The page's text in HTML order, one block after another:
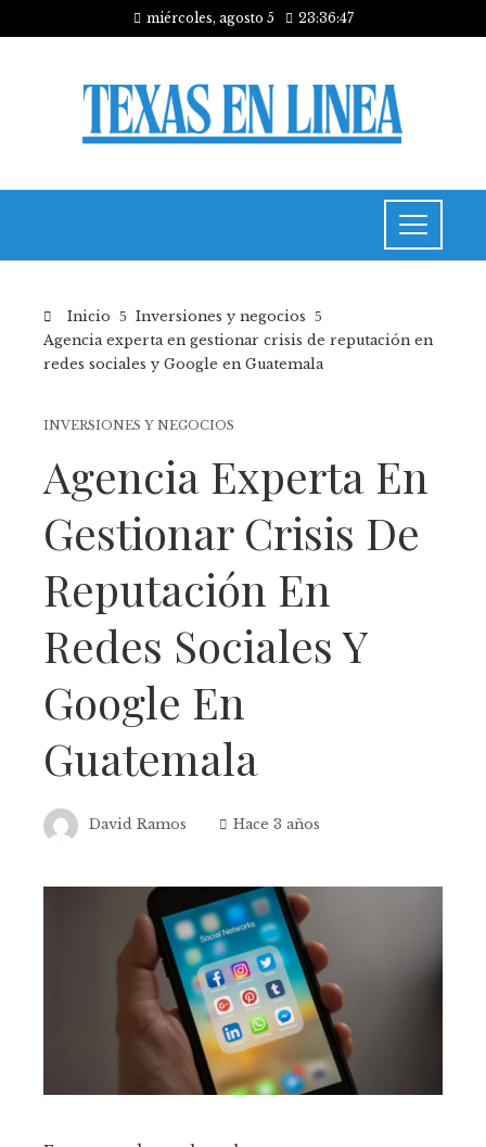
miércoles, agosto 5 23:36:48
Inicio
Inversiones y negocios
Agencia experta en gestionar crisis de reputación en
redes sociales y Google en Guatemala
INVERSIONES Y NEGOCIOS
Agencia Experta En
Gestionar Crisis De
Reputación En
Redes Sociales Y
Google En
Guatemala
David Ramos Hace 3 años